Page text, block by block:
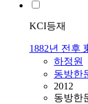
KCI등재
1882년 전후
하정원
동방한
2012
동방한